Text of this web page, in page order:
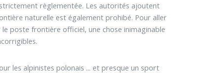
règlementée. Les autorités ajoutent
naturelle est également prohibé. Pour aller
poste frontière officiel, une chose inimaginable
les alpinistes polonais ... et presque un sport